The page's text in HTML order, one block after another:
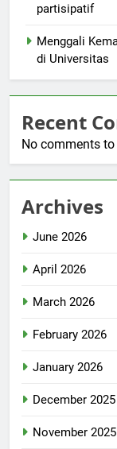
partisipatif
Menggali
di Universitas
Recent
No comments to
Archives
June 2026
April 2026
March 2026
February 2026
January 2026
December 2025
November 2025